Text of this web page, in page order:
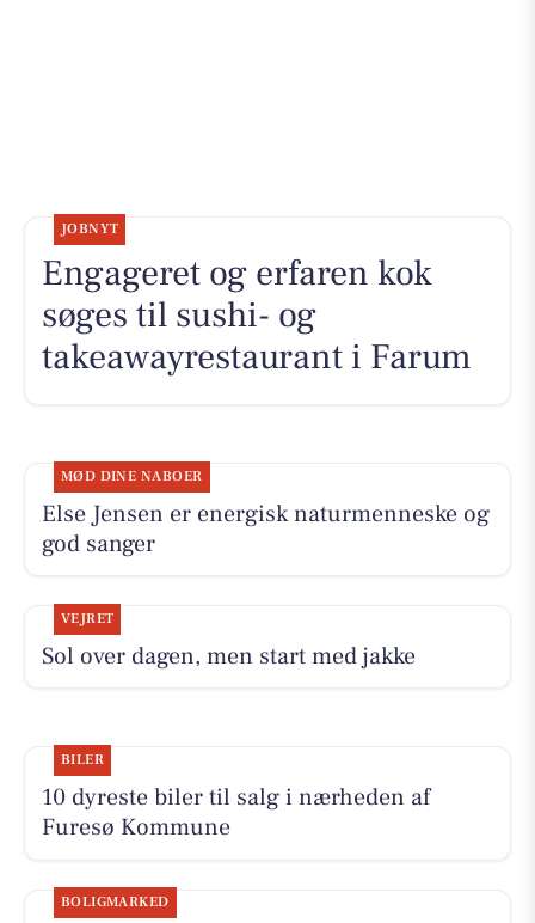
JOBNYT
Engageret og erfaren kok
søges til sushi- og
takeawayrestaurant i Farum
MØD DINE NABOER
Else Jensen er energisk naturmenneske og
god sanger
VEJRET
Sol over dagen, men start med jakke
BILER
10 dyreste biler til salg i nærheden af
Furesø Kommune
BOLIGMARKED